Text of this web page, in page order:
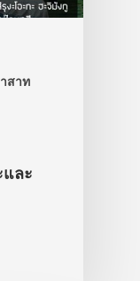
สาท
และ
ะน่ารู้
ประทับใจ